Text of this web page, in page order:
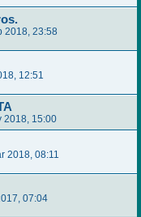
2018, 23:58
12:51
2018, 15:00
2018, 08:11
07:04